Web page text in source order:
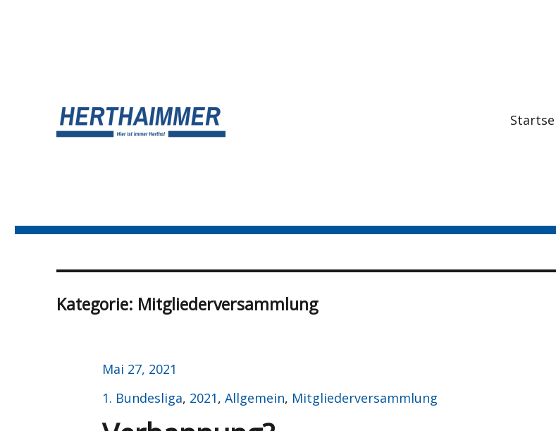
Kategorie: Mitgliederversammlung
Veröffentlicht
am
Mai 27, 2021
Kategorien
1. Bundesliga, 2021,Allgemein, Mitgliederversammlung